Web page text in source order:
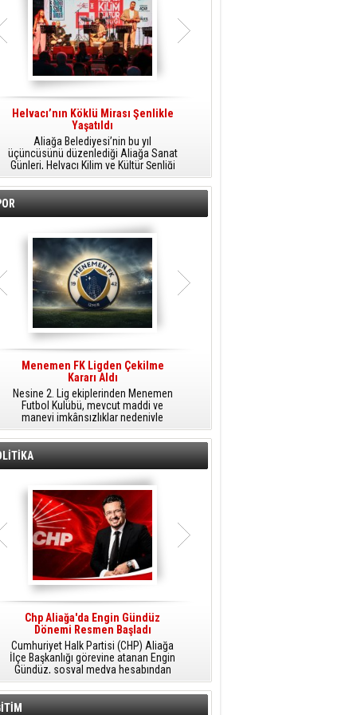
Helvacı’nın Köklü Mirası Şenlikle
Yaşatıldı
Aliağa Belediyesi’nin bu yıl
üçüncüsünü düzenlediği Aliağa Sanat
Günleri, Helvacı Kilim ve Kültür Şenliği
ile Helvacı’da renkli bir güne sahne
oldu.
birbirinden renkli etkinliklerle devam
Menemen FK Ligden Çekilme
Kararı Aldı
Nesine 2. Lig ekiplerinden Menemen
Futbol Kulübü, mevcut maddi ve
manevi imkânsızlıklar nedeniyle
ligden çekilme kararı aldığını açıkladı.
Chp Aliağa'da Engin Gündüz
Dönemi Resmen Başladı
Cumhuriyet Halk Partisi (CHP) Aliağa
İlçe Başkanlığı görevine atanan Engin
Gündüz, sosyal medya hesabından
yaptığı açıklamayla yeni döneme
ilişkin mesajlar verdi.
partililerin ve teşkilat mensuplarının
katılımıyla Aliağa Belediyesi Meclis